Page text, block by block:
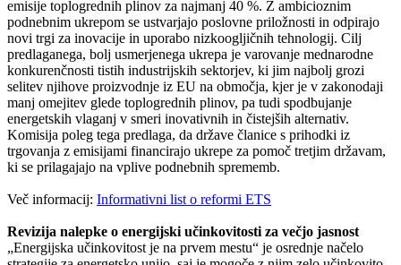
emisije toplogrednih plinov za najmanj 40 %. Z ambicioznim
podnebnim ukrepom se ustvarjajo poslovne priložnosti in odpirajo
novi trgi za inovacije in uporabo nizkoogljičnih tehnologij. Cilj
predlaganega, bolj usmerjenega ukrepa je varovanje mednarodne
konkurenčnosti tistih industrijskih sektorjev, ki jim najbolj grozi
selitev njihove proizvodnje iz EU na območja, kjer je v zakonodaji
manj omejitev glede toplogrednih plinov, pa tudi spodbujanje
energetskih vlaganj v smeri inovativnih in čistejših alternativ.
Komisija poleg tega predlaga, da države članice s prihodki iz
trgovanja z emisijami financirajo ukrepe za pomoč tretjim državam,
ki se prilagajajo na vplive podnebnih sprememb.
Več informacij: Informativni list o reformi ETS
Revizija nalepke o energijski učinkovitosti za večjo jasnost
„Energijska učinkovitost je na prvem mestu“ je osrednje načelo